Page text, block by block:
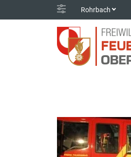
Rohrbach